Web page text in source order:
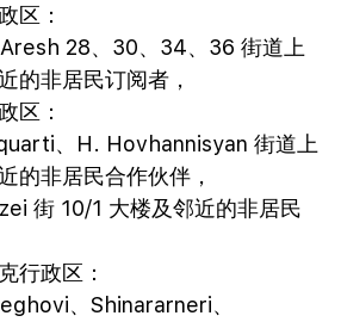
区：
28、30、34、36 街道上
的非居民订阅者，
区：
、H. Hovhannisyan 街道上
的非居民合作伙伴，
街 10/1 大楼及邻近的非居民
行政区：
、Shinararneri、